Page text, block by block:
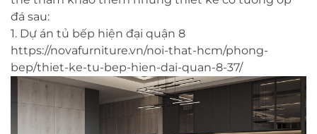
đá sau:
1. Dự án tủ bếp hiện đại quận 8
https://novafurniture.vn/noi-that-hcm/phong-
bep/thiet-ke-tu-bep-hien-dai-quan-8-37/